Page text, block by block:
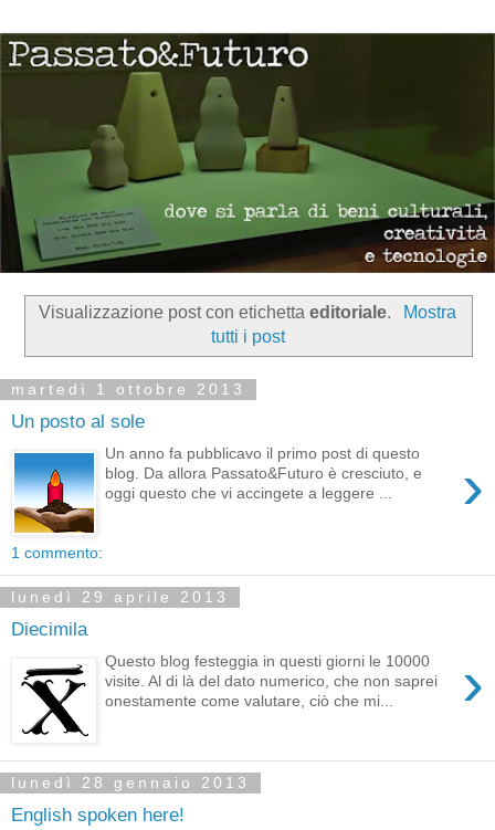
Visualizzazione post con etichettaeditoriale.
Mostra
tutti i post
martedì 1 ottobre 2013
Un posto al sole
›
Un anno fa pubblicavo il primo post di questo
blog. Da allora Passato&Futuro è cresciuto, e
oggi questo che vi accingete a leggere ...
1 commento:
lunedì 29 aprile 2013
Diecimila
›
Questo blog festeggia in questi giorni le 10000
visite. Al di là del dato numerico, che non saprei
onestamente come valutare, ciò che mi...
lunedì 28 gennaio 2013
English spoken here!